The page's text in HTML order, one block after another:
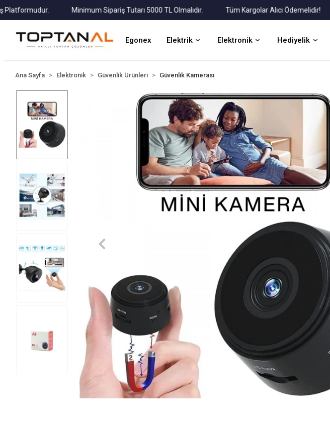
Minimum Sipariş Tutarı 5000 TL Olmalıdır. Tüm Kargolar Alıcı Ödemelidir!
Egonex Elektrik Elektronik Hediyelik
Ana Sayfa Elektronik Güvenlik Ürünleri Güvenlik Kamerası